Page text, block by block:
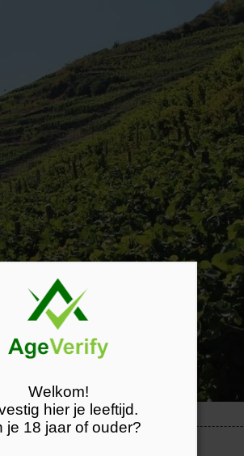
Welkom!
hier je leeftijd.
je 18 jaar of ouder?